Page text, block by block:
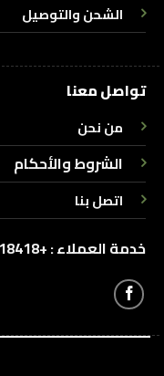
الشحن والتوصيل
تواصل معنا
من نحن
الشروط والأحكام
اتصل بنا
خدمة العملاء : +201116118418